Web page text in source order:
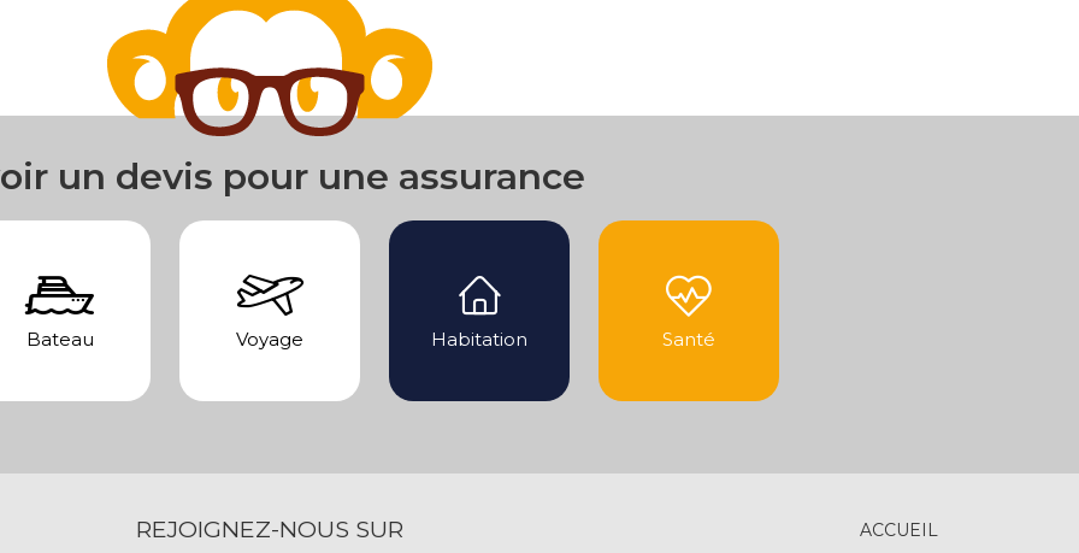
un devis pour une assurance
Bateau Voyage Habitation Santé
REJOIGNEZ-NOUS SUR
ACCUEIL